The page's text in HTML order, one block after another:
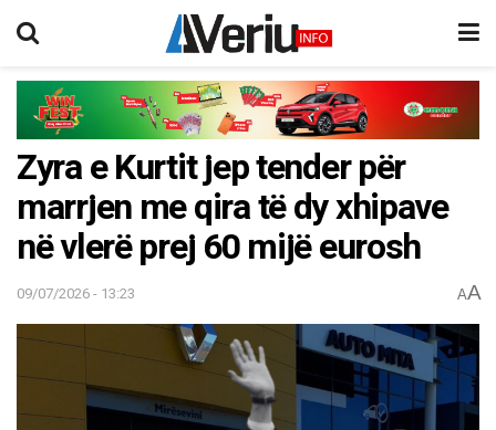
Zyra e Kurtit jep tender për
marrjen me qira të dy xhipave
në vlerë prej 60 mijë eurosh
09/07/2026 - 13:23 AA